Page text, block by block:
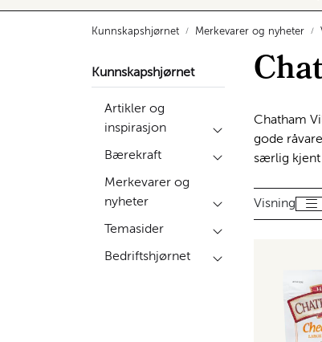
Kunnskapshjørnet Merkevarer og nyheter
Kunnskapshjørnet
Artikler og
inspirasjon
Bærekraft
Merkevarer og
nyheter
Temasider
Bedriftshjørnet
Chatham
gode
særlig kjent
Visning